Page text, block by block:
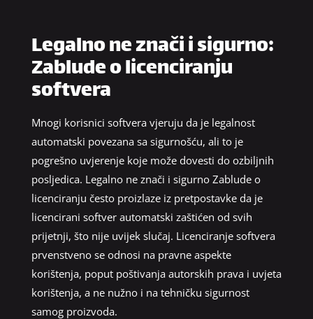
Legalno ne znači i sigurno:
Zablude o licenciranju
softvera
Mnogi korisnici softvera vjeruju da je legalnost
automatski povezana sa sigurnošću, ali to je
pogrešno uvjerenje koje može dovesti do ozbiljnih
posljedica. Legalno ne znači i sigurno Zablude o
licenciranju često proizlaze iz pretpostavke da je
licencirani softver automatski zaštićen od svih
prijetnji, što nije uvijek slučaj. Licenciranje softvera
prvenstveno se odnosi na pravne aspekte
korištenja, poput poštivanja autorskih prava i uvjeta
korištenja, a ne nužno i na tehničku sigurnost
samog proizvoda.